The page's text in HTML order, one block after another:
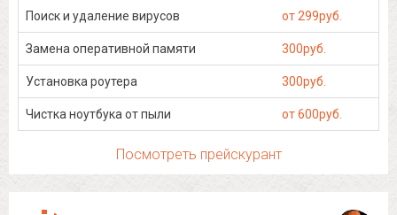
Поиск и удаление вирусов от 299руб.
Замена оперативной памяти 300руб.
Установка роутера 300руб.
Чистка ноутбука от пыли от 600руб.
Посмотреть прейскурант